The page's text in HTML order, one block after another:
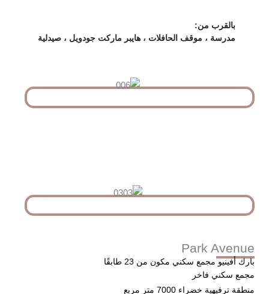
بالقرب من:
مدرسة ، موقف الحافلات ، هايبر ماركت جودويل ، صيدلية
Park Avenue
بارك أفينيو مجمع سكني مكون من 23 طابقًا
مجمع سكني فاخر
منطقة ترفيهية خضراء 7000 متر مربع